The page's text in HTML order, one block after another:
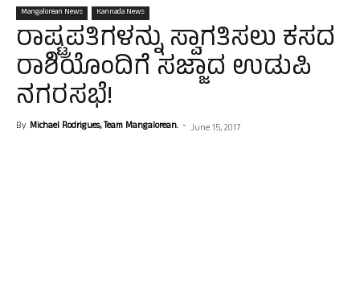
Mangalorean News Kannada News
ರಾಷ್ಟ್ರಪತಿಗಳನ್ನು ಸ್ವಾಗತಿಸಲು ಕಸದ
ರಾಶಿಯೊಂದಿಗೆ ಸಜ್ಜಾದ ಉಡುಪಿ
ನಗರಸಭೆ!
By Michael Rodrigues, Team Mangalorean. - June 15, 2017